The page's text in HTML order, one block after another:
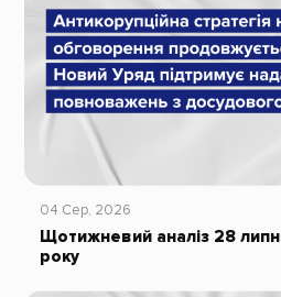
04 Сер, 2026
Щотижневий аналіз 28
року